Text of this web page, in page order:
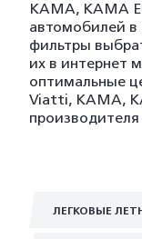
KAMA, KAMA
автомобилей
фильтры
их в интернет
оптимальные
Viatti, KAMA,
ЛЕГКОВЫЕ